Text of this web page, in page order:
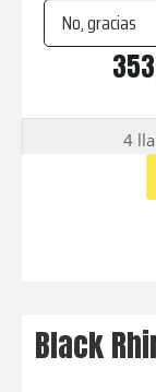
BLACK
cantidad
4
Black